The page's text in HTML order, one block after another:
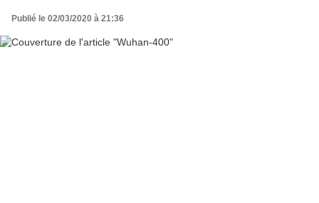
Publié le 02/03/2020 à 21:36